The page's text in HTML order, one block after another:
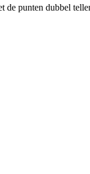
de punten dubbel